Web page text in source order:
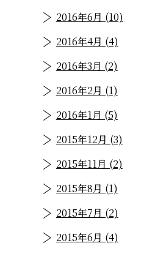
2016年6月 (10)
2016年4月 (4)
2016年3月 (2)
2016年2月 (1)
2016年1月 (5)
2015年12月 (3)
2015年11月 (2)
2015年8月 (1)
2015年7月 (2)
2015年6月 (4)